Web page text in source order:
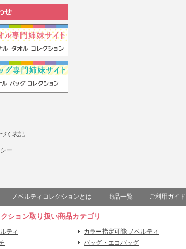
せ
く表記
ー
ノベルティコレクションとは 商品一覧 ご利用ガイド
ション取り扱い商品カテゴリ
ティ カラー指定可能 ノベルティ
バッグ・エコバッグ